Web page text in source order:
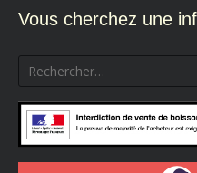
Vous cherchez une
Rechercher :